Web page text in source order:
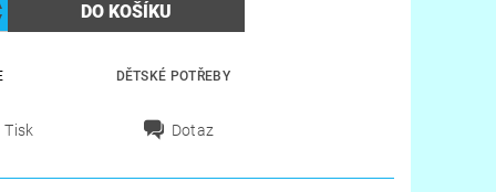
DĚTSKÉ POTŘEBY
Tisk Dotaz